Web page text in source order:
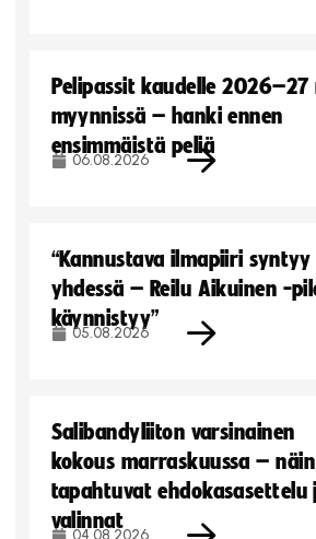
Pelipassit kaudelle
myynnissä – hanki ennen
ensimmäistä peliä
06.08.2026
“Kannustava ilmapiiri syntyy
yhdessä – Reilu Aikuinen -
käynnistyy”
05.08.2026
Salibandyliiton varsinainen
kokous marraskuussa – näin
tapahtuvat ehdokasasettelu
valinnat
04.08.2026